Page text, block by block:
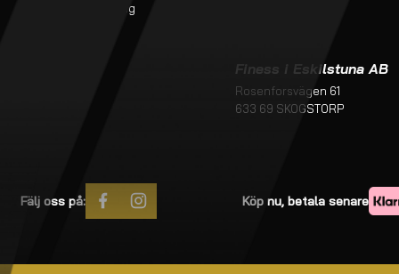
Monteringsanvisning
Finess i Eskilstuna AB
Rosenforsvägen 61
633 69 SKOGSTORP
Fälj oss på: Köp nu, betala senare